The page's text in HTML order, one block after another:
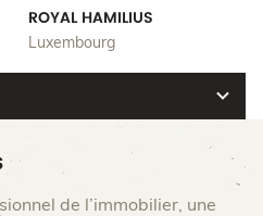
ROYAL HAMILIUS
Luxembourg
de l’immobilier, une